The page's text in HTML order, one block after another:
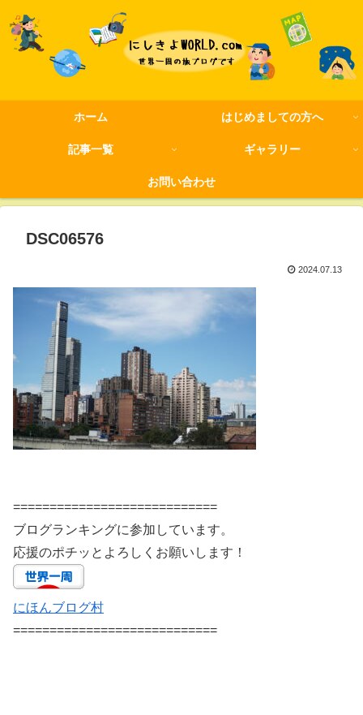
ホーム はじめましての方へ
記事一覧 ギャラリー
お問い合わせ
DSC06576
2024.07.13
============================
ブログランキングに参加しています。
応援のポチッとよろしくお願いします！
にほんブログ村
============================